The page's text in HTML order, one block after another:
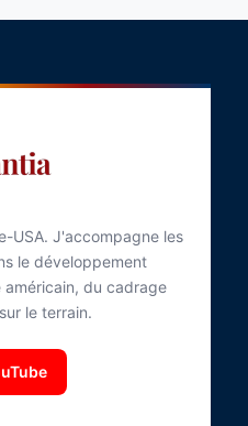
USA. J'accompagne les
le développement
américain, du cadrage
le terrain.